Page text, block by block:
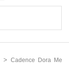
Cadence Dora